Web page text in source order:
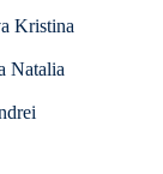
Kristina
Natalia